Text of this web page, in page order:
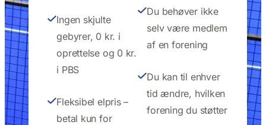
Ingen skjulte
gebyrer, 0 kr. i
oprettelse og 0 kr.
i PBS
Fleksibel elpris –
betal kun for
Du behøver ikke
selv være medlem
af en forening
Du kan til enhver
tid ændre, hvilken
forening du støtter